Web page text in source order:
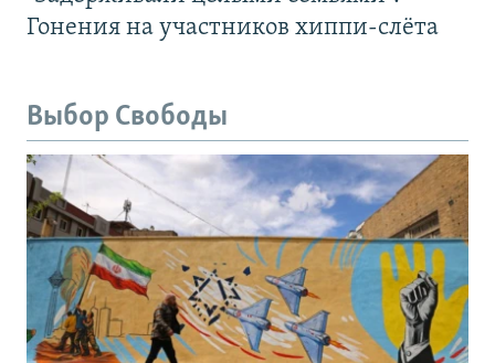
Гонения на участников хиппи-слёта
Выбор Свободы